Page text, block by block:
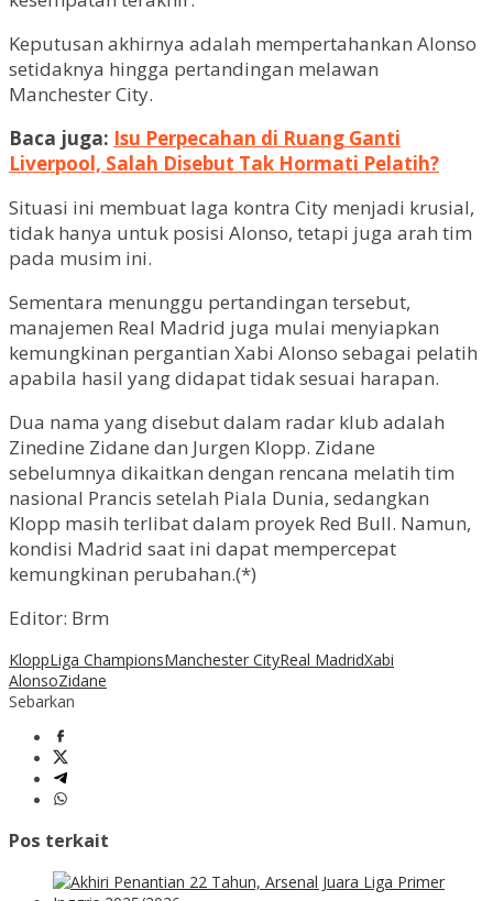
Keputusan akhirnya adalah mempertahankan Alonso
setidaknya hingga pertandingan melawan
Manchester City.
Baca juga: Isu Perpecahan di Ruang Ganti
Liverpool, Salah Disebut Tak Hormati Pelatih?
Situasi ini membuat laga kontra City menjadi krusial,
tidak hanya untuk posisi Alonso, tetapi juga arah tim
pada musim ini.
Sementara menunggu pertandingan tersebut,
manajemen Real Madrid juga mulai menyiapkan
kemungkinan pergantian Xabi Alonso sebagai pelatih
apabila hasil yang didapat tidak sesuai harapan.
Dua nama yang disebut dalam radar klub adalah
Zinedine Zidane dan Jurgen Klopp. Zidane
sebelumnya dikaitkan dengan rencana melatih tim
nasional Prancis setelah Piala Dunia, sedangkan
Klopp masih terlibat dalam proyek Red Bull. Namun,
kondisi Madrid saat ini dapat mempercepat
kemungkinan perubahan.(*)
Editor: Brm
KloppLiga ChampionsManchester CityReal MadridXabi
AlonsoZidane
Sebarkan
Pos terkait